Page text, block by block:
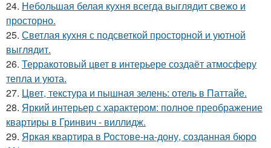
24. Небольшая белая кухня всегда выглядит свежо и
просторно.
25. Светлая кухня с подсветкой просторной и уютной
выглядит.
26. Терракотовый цвет в интерьере создаёт атмосферу
тепла и уюта.
27. Цвет, текстура и пышная зелень: отель в Паттайе.
28. Яркий интерьер с характером: полное преображение
квартиры в Гринвич - виллидж.
29. Яркая квартира в Ростове-на-дону, созданная бюро